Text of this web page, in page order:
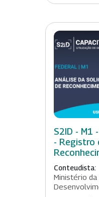
S2ID - M1
- Registro
Conteudista:
Ministério